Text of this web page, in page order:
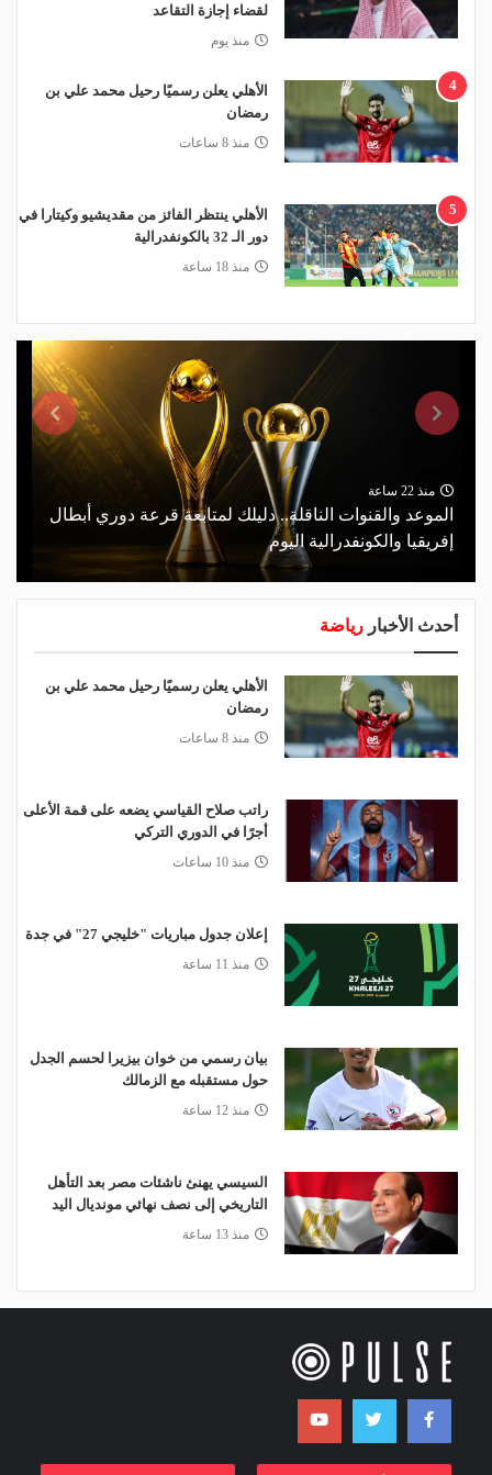
لقضاء إجازة التقاعد
منذ يوم
4
الأهلي يعلن رسميًا رحيل محمد علي بن
رمضان
منذ 8 ساعات
5
الأهلي ينتظر الفائز من مقديشيو وكيتارا في
دور الـ 32 بالكونفدرالية
منذ 18 ساعة
منذ 22 ساعة
الموعد والقنوات الناقلة.. دليلك لمتابعة قرعة دوري أبطال
إفريقيا والكونفدرالية اليوم
أحدث الأخبار رياضة
الأهلي يعلن رسميًا رحيل محمد علي بن
رمضان
منذ 8 ساعات
راتب صلاح القياسي يضعه على قمة الأعلى
أجرًا في الدوري التركي
منذ 10 ساعات
إعلان جدول مباريات "خليجي 27" في جدة
منذ 11 ساعة
بيان رسمي من خوان بيزيرا لحسم الجدل
حول مستقبله مع الزمالك
منذ 12 ساعة
السيسي يهنئ ناشئات مصر بعد التأهل
التاريخي إلى نصف نهائي مونديال اليد
منذ 13 ساعة